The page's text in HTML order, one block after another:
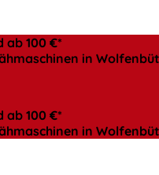
ab 100 €*
in
ab 100 €*
in